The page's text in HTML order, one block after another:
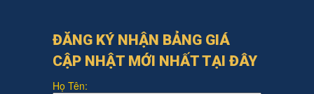
ĐĂNG KÝ NHẬN BẢNG GIÁ
CẬP NHẬT MỚI NHẤT TẠI ĐÂY
Họ Tên: